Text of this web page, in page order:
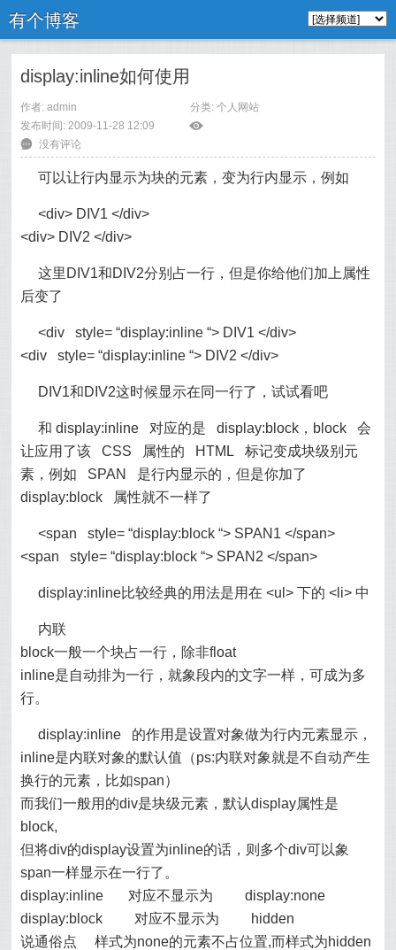
有个博客
display:inline如何使用
作者: admin 分类: 个人网站
发布时间: 2009-11-28 12:09
ė
6
没有评论
可以让行内显示为块的元素，变为行内显示，例如
<div> DIV1 </div>
<div> DIV2 </div>
这里DIV1和DIV2分别占一行，但是你给他们加上属性
后变了
<div style= “display:inline “> DIV1 </div>
<div style= “display:inline “> DIV2 </div>
DIV1和DIV2这时候显示在同一行了，试试看吧
和 display:inline 对应的是 display:block，block 会
让应用了该 CSS 属性的 HTML 标记变成块级别元
素，例如 SPAN 是行内显示的，但是你加了
display:block 属性就不一样了
<span style= “display:block “> SPAN1 </span>
<span style= “display:block “> SPAN2 </span>
display:inline比较经典的用法是用在 <ul> 下的 <li> 中
内联
block一般一个块占一行，除非float
inline是自动排为一行，就象段内的文字一样，可成为多
行。
display:inline 的作用是设置对象做为行内元素显示，
inline是内联对象的默认值（ps:内联对象就是不自动产生
换行的元素，比如span）
而我们一般用的div是块级元素，默认display属性是
block,
但将div的display设置为inline的话，则多个div可以象
span一样显示在一行了。
display:inline 对应不显示为 display:none
display:block 对应不显示为 hidden
说通俗点 样式为none的元素不占位置,而样式为hidden